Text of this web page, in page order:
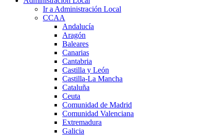
Ir a Administración Local
CCAA
Andalucía
Aragón
Baleares
Canarias
Cantabria
Castilla y León
Castilla-La Mancha
Cataluña
Ceuta
Comunidad de Madrid
Comunidad Valenciana
Extremadura
Galicia